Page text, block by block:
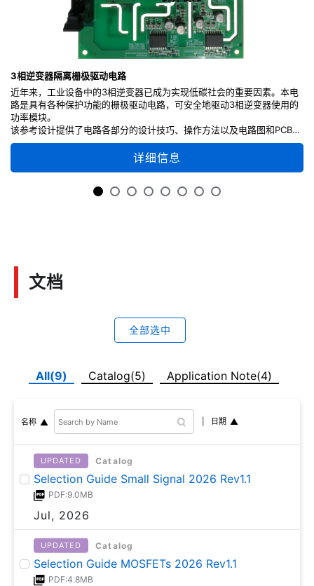
3相逆变器隔离栅极驱动电路
近年来，工业设备中的3相逆变器已成为实现低碳社会的重要因素。本电
路是具有各种保护功能的栅极驱动电路，可安全地驱动3相逆变器使用的
功率模块。
该参考设计提供了电路各部分的设计技巧、操作方法以及电路图和PCB图
案等设计信息，请在设计中使用它们。
详细信息
文档
全部选中
All(9) Catalog(5) Application Note(4)
名称 日期
UPDATED Catalog
Selection Guide Small Signal 2026 Rev1.1
PDF:9.0MB
Jul, 2026
UPDATED Catalog
Selection Guide MOSFETs 2026 Rev1.1
PDF:4.8MB